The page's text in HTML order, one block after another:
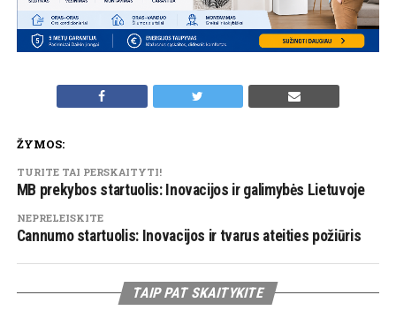
ŽYMOS:
TURITE TAI PERSKAITYTI!
MB prekybos startuolis: Inovacijos ir galimybės Lietuvoje
NEPRELEISKITE
Cannumo startuolis: Inovacijos ir tvarus ateities požiūris
TAIP PAT SKAITYKITE